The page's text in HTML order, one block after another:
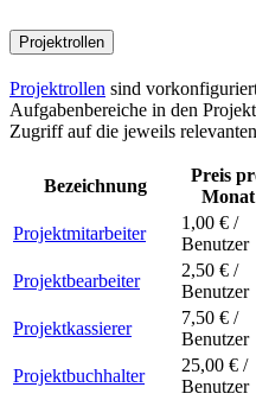
Projektrollen
Projektrollen sind
Aufgabenbereiche in den
Zugriff auf die jeweils
Bezeichnung
Preis
Monat
Projektmitarbeiter
1,00 € /
Benutzer
Projektbearbeiter
2,50 € /
Benutzer
Projektkassierer
7,50 € /
Benutzer
Projektbuchhalter
25,00 € /
Benutzer